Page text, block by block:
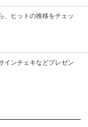
、ヒットの推移をチェッ
インチェキなどプレゼン